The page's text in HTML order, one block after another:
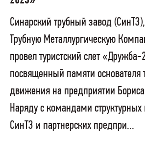
Синарский трубный завод
Трубную Металлургическую
провел туристский слет
посвященный памяти основателя
движения на предприятии
Наряду с командами
СинТЗ и партнерских предпри...